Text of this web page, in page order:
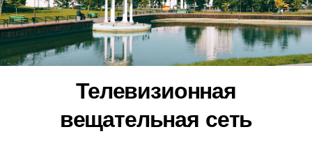
Телевизионная
вещательная сеть